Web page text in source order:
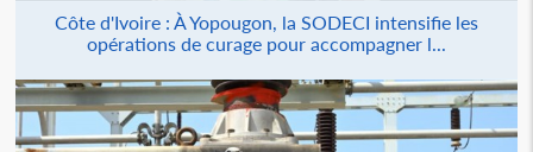
Côte d'Ivoire : À Yopougon, la SODECI intensifie les
opérations de curage pour accompagner l...